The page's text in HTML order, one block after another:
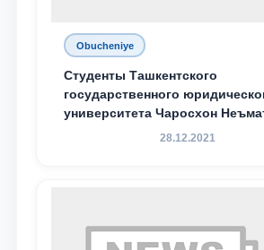
Obucheniye
Студенты Ташкентского
государственного
университета Чаросхон
Севдо Хакимходжаева, Анбарой
специальной стипендии имени
Хадичи Сулеймановой.
28.12.2021